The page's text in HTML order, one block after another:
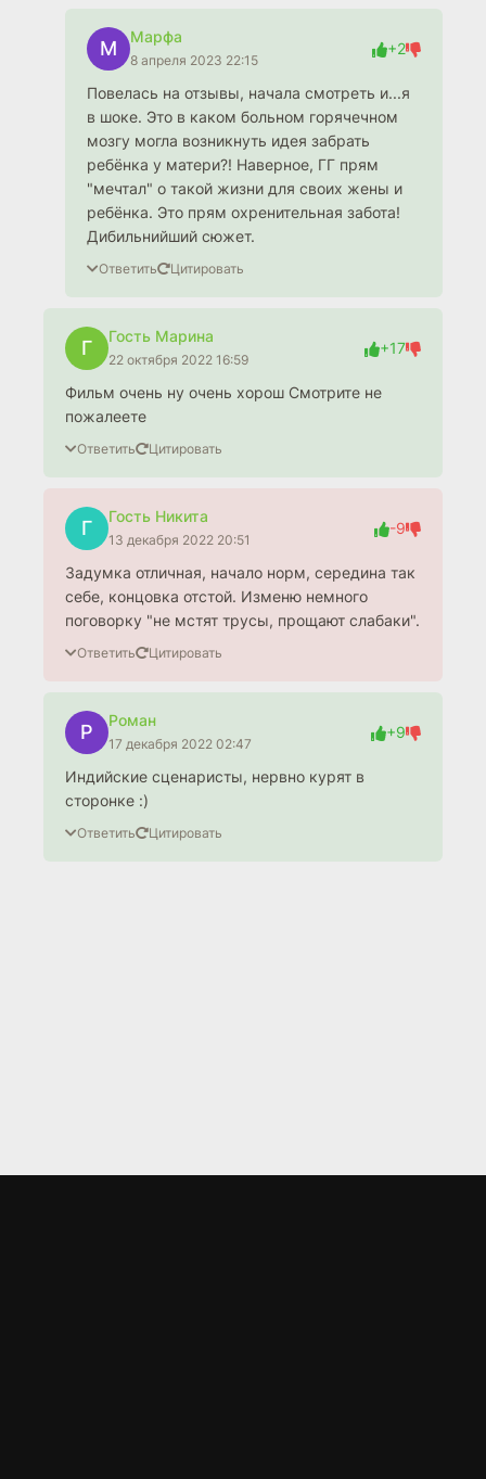
М
Марфа
8 апреля 2023 22:15
+2
Повелась на отзывы, начала смотреть и...я
в шоке. Это в каком больном горячечном
мозгу могла возникнуть идея забрать
ребёнка у матери?! Наверное, ГГ прям
"мечтал" о такой жизни для своих жены и
ребёнка. Это прям охренительная забота!
Дибильнийший сюжет.
Ответить Цитировать
Г
Гость Марина
22 октября 2022 16:59
+17
Фильм очень ну очень хорош Смотрите не
пожалеете
Ответить Цитировать
Г
Гость Никита
13 декабря 2022 20:51
-9
Задумка отличная, начало норм, середина так
себе, концовка отстой. Изменю немного
поговорку "не мстят трусы, прощают слабаки".
Ответить Цитировать
Р
Роман
17 декабря 2022 02:47
+9
Индийские сценаристы, нервно курят в
сторонке :)
Ответить Цитировать